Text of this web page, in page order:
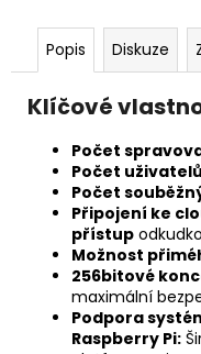
Popis Diskuze
Klíčové
Počet
Počet
Počet
Připojení ke
přístup
Možnost
256bitové
maximální
Podpora
Raspberry Pi:
ROK
6
ZAŘÍZENÍ
/
UŽIVATEL
570